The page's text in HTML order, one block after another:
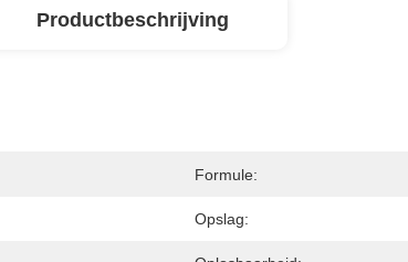
Productbeschrijving
Formule:
Opslag: